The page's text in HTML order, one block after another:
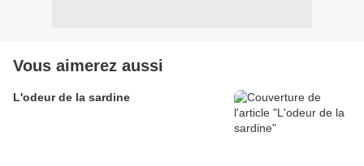
Vous aimerez aussi
L'odeur de la sardine